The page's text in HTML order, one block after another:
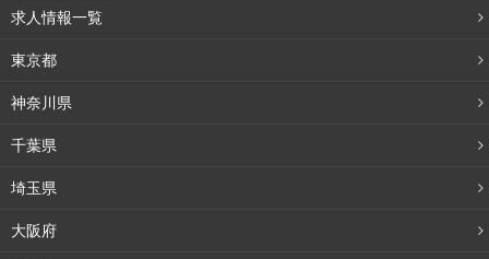
求人情報一覧
東京都
神奈川県
千葉県
埼玉県
大阪府